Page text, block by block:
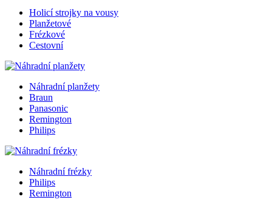
Holicí strojky na vousy
Planžetové
Frézkové
Cestovní
Náhradní planžety
Braun
Panasonic
Remington
Philips
Náhradní frézky
Philips
Remington